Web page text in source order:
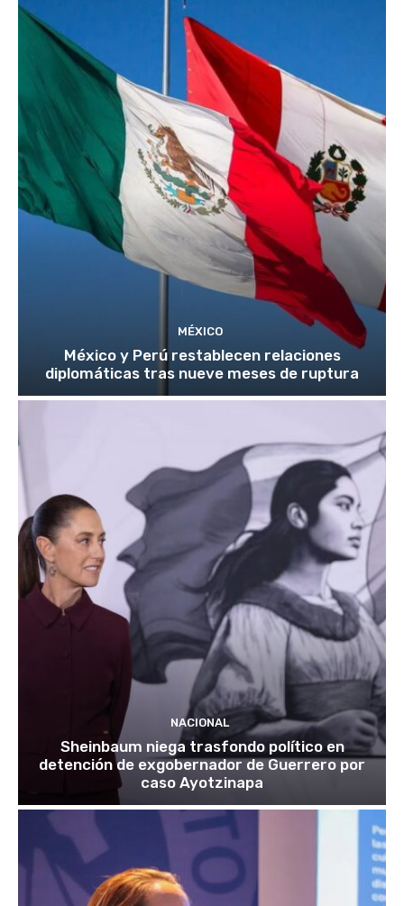
MÉXICO
México y Perú restablecen relaciones
diplomáticas tras nueve meses de ruptura
NACIONAL
Sheinbaum niega trasfondo político en
detención de exgobernador de Guerrero por
caso Ayotzinapa